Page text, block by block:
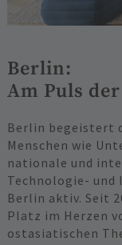
Berlin:
Am Puls
Berlin begeistert
Menschen wie
nationale und
Technologie- und
Berlin aktiv. Seit
Platz im Herzen
ostasiatischen